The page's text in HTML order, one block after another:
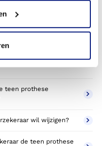
een teen prothese
prothese)
betaald door mijn
teen prothese
wil wijzigen?
de teen prothese